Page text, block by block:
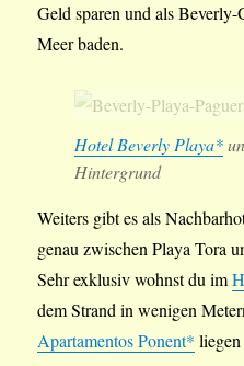
Geld sparen und als
Meer baden.
Hotel Beverly Playa*
Hintergrund
Weiters gibt es als
genau zwischen Playa Tora
Sehr exklusiv wohnst du im
dem Strand in wenigen
Apartamentos Ponent*